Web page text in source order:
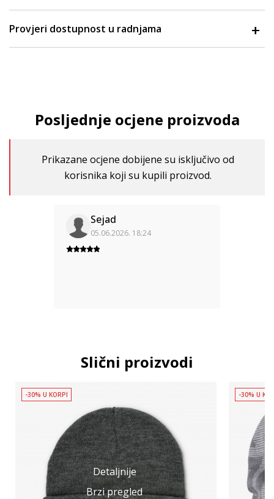
Provjeri dostupnost u radnjama
Posljednje ocjene proizvoda
Prikazane ocjene dobijene su isključivo od
korisnika koji su kupili proizvod.
Sejad
05.06.2026. 18:24
Slični proizvodi
Detaljnije
Brzi pregled
-30% U KORPI -30% U